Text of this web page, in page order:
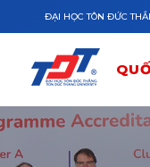
Nhảy đến nội dung
ĐẠI HỌC TÔN ĐỨC